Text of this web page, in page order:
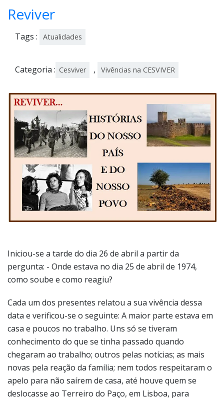
il,
202
2
Reviver
Tags : Atualidades
Categoria : Cesviver , Vivências na CESVIVER
Iniciou-se a tarde do dia 26 de abril a partir da
pergunta: - Onde estava no dia 25 de abril de 1974,
como soube e como reagiu?
Cada um dos presentes relatou a sua vivência dessa
data e verificou-se o seguinte: A maior parte estava em
casa e poucos no trabalho. Uns só se tiveram
conhecimento do que se tinha passado quando
chegaram ao trabalho; outros pelas notícias; as mais
novas pela reação da família; nem todos respeitaram o
apelo para não saírem de casa, até houve quem se
deslocasse ao Terreiro do Paço, em Lisboa, para